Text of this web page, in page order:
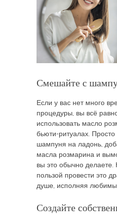
Смешайте с
Если у вас нет много
процедуры, вы всё
использовать масло
бьюти-ритуалах.
шампуня на ладонь,
масла розмарина и
вы это обычно делаете.
пользой провести это
душе, исполняя
Создайте